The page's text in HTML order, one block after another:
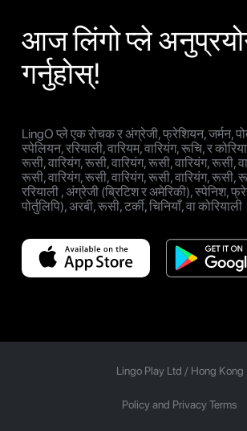
आज लिंगो प्ले
गर्नुहोस्!
LingO प्ले एक रोचक र अंग्रेजी, फ्रेशियन, जर्मन,
स्पेलियन, ररियाली, वारियम, वारियंग, रूचि, र
रूसी, वारियंग, रूसी, वारियंग, रूसी, वारियंग, रूसी,
रूसी, वारियंग, रूसी, वारियंग, रूसी, वारियंग, रूसी,
ररियाली , अंग्रेजी (ब्रिटिश र अमेरिकी), स्पेनिश,
पोर्तुलिपि), अरबी, रूसी, टर्की, चिनियाँ, वा कोरियाली।
Lingo Play Ltd / Hong Kong
Policy and Privacy Terms